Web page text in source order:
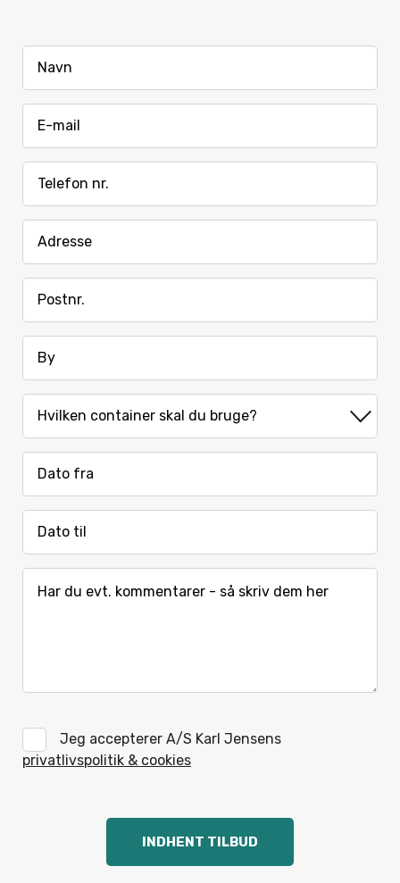
MM
DD
MM
DD
Jeg accepterer A/S Karl Jensens
privatlivspolitik & cookies